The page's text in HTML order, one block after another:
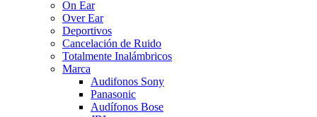
On Ear
Over Ear
Deportivos
Cancelación de Ruido
Totalmente Inalámbricos
Marca
Audifonos Sony
Panasonic
Audífonos Bose